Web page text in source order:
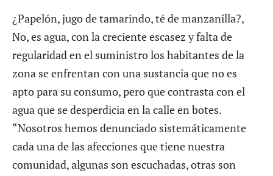
¿Papelón, jugo de tamarindo, té de manzanilla?,
No, es agua, con la creciente escasez y falta de
regularidad en el suministro los habitantes de la
zona se enfrentan con una sustancia que no es
apto para su consumo, pero que contrasta con el
agua que se desperdicia en la calle en botes.
“Nosotros hemos denunciado sistemáticamente
cada una de las afecciones que tiene nuestra
comunidad, algunas son escuchadas, otras son